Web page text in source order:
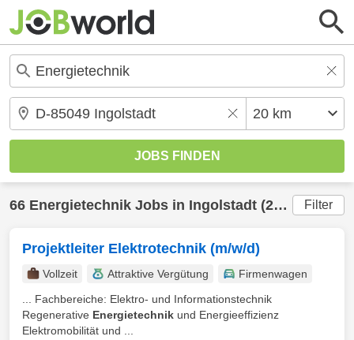
66 Energietechnik Jobs in Ingolstadt (20 km) gefunden Filter
Projektleiter Elektrotechnik (m/w/d)
Vollzeit Attraktive Vergütung
Firmenwagen
... Fachbereiche: Elektro- und Informationstechnik
Regenerative Energietechnik und Energieeffizienz
Elektromobilität und ...